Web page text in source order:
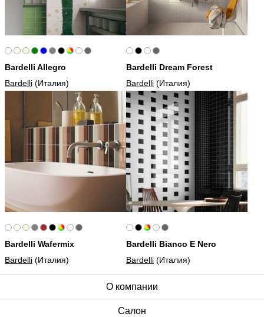
Bardelli Allegro
Bardelli (Италия)
Bardelli Dream Forest
Bardelli (Италия)
Bardelli Wafermix
Bardelli (Италия)
Bardelli Bianco E Nero
Bardelli (Италия)
О компании
Cалон